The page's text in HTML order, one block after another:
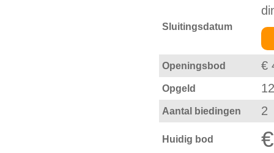
Sluitingsdatum
Openingsbod €
Opgeld
Aantal biedingen 2
Huidig bod